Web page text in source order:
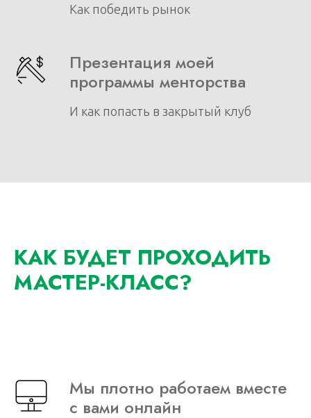
Как победить рынок
Презентация моей
программы менторства
И как попасть в закрытый клуб
КАК БУДЕТ ПРОХОДИТЬ
МАСТЕР-КЛАСС?
Мы плотно работаем вместе
с вами онлайн